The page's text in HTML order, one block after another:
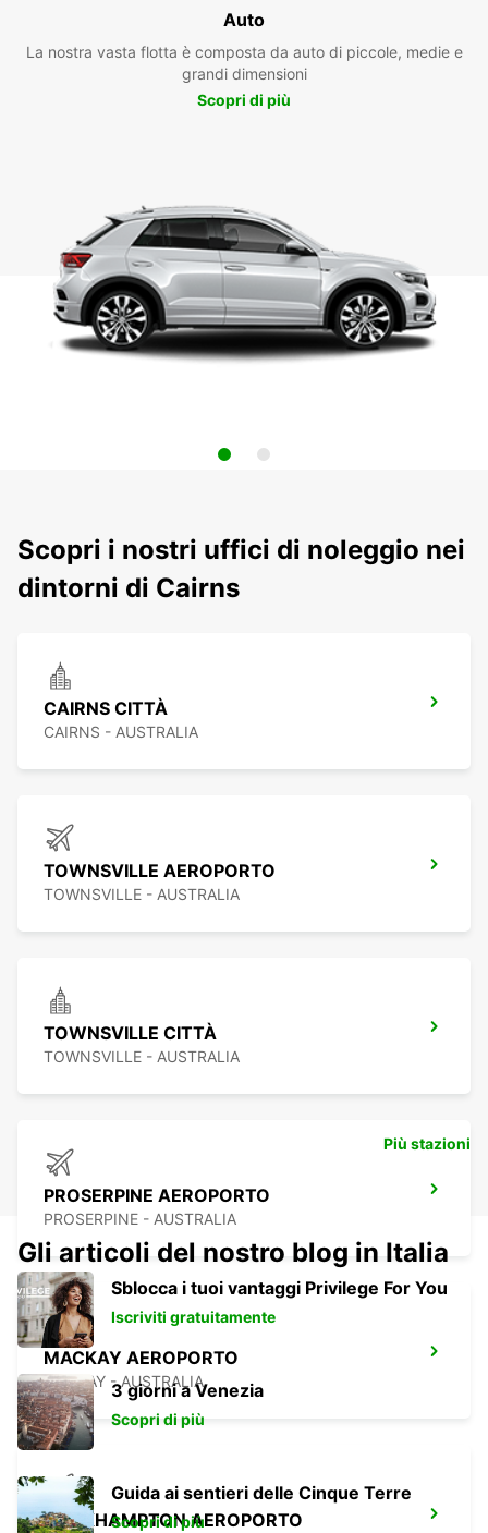
Auto
La nostra vasta flotta è composta da auto di piccole, medie e
grandi dimensioni
Scopri di più
Scopri i nostri uffici di noleggio nei
dintorni di Cairns
CAIRNS CITTÀ
CAIRNS - AUSTRALIA
TOWNSVILLE AEROPORTO
TOWNSVILLE - AUSTRALIA
TOWNSVILLE CITTÀ
TOWNSVILLE - AUSTRALIA
PROSERPINE AEROPORTO
PROSERPINE - AUSTRALIA
MACKAY AEROPORTO
MACKAY - AUSTRALIA
ROCKHAMPTON AEROPORTO
Più stazioni
Gli articoli del nostro blog in Italia
Sblocca i tuoi vantaggi Privilege For You
Iscriviti gratuitamente
3 giorni a Venezia
Scopri di più
Guida ai sentieri delle Cinque Terre
Scopri di più